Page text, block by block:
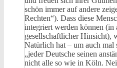
schön immer auf andere
Rechten“). Dass diese
integriert werden können (in
gesellschaftlicher Hinsicht),
Natürlich hat – um auch
„jeder Deutsche seinen
nicht alle so wie in Köln.